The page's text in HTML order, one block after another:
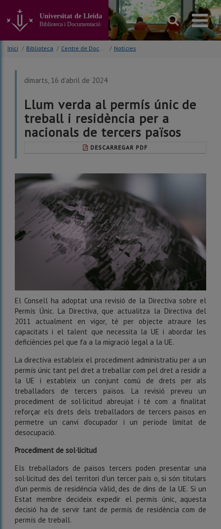
contingut
principal
Universitat de Lleida
Biblioteca i Documentació
Inici / Biblioteca / Centre de Documentació Europea (CDE) / Notícies
dimarts, 16 d’abril de 2024
Llum verda al permís únic de
treball i residència per a
nacionals de tercers països
DESCARREGAR PDF
El Consell ha adoptat una revisió de la Directiva sobre el
Permís Únic. La Directiva, que actualitza la Directiva del
2011 actualment en vigor, té per objecte atraure les
capacitats i el talent que necessita la UE i abordar les
deficiències pel que fa a la migració legal a la UE.
La directiva estableix el procediment administratiu per a un
permís únic tant pel dret a treballar com pel dret a residir a
la UE i estableix un conjunt comú de drets per als
treballadors de tercers països. La revisió preveu un
procediment de sol·licitud abreujat i té com a finalitat
reforçar els drets dels treballadors de tercers països en
permetre un canvi d'ocupador i un període limitat de
desocupació.
Procediment de sol·licitud
Els treballadors de països tercers poden presentar una
sol·licitud des del territori d'un tercer país o, si són titulars
d'un permís de residència vàlid, des de dins de la UE. Si un
Estat membre decideix expedir el permís únic, aquesta
decisió ha de servir tant de permís de residència com de
permís de treball.